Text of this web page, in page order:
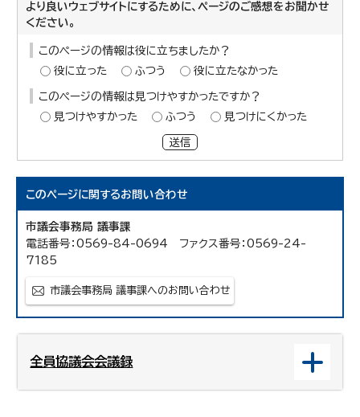
より良いウェブサイトにするために、ページのご感想をお聞かせ
ください。
このページの情報は役に立ちましたか？
役に立った
ふつう 役に立たなかった
このページの情報は見つけやすかったですか？
見つけやすかった
ふつう 見つけにくかった
送信
このページに関するお問い合わせ
市議会事務局 議事課
電話番号：0569-84-0694 ファクス番号：0569-24-
7185
市議会事務局 議事課へのお問い合わせ
全員協議会会議録